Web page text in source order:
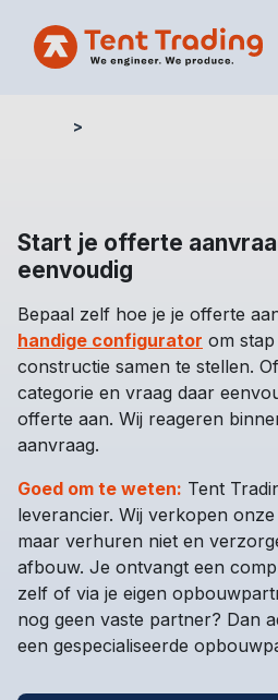
Start je offerte
eenvoudig
Bepaal zelf hoe je je offerte
handige configurator om
constructie samen te stellen.
categorie en vraag daar
offerte aan. Wij reageren
aanvraag.
Goed om te weten: Tent
leverancier. Wij verkopen
maar verhuren niet en
afbouw. Je ontvangt een
zelf of via je eigen
nog geen vaste partner? Dan
een gespecialiseerde